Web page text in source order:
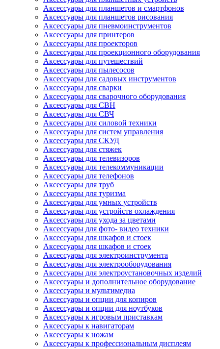
Аксессуары для планшетов и смартфонов
Аксессуары для планшетов рисования
Аксессуары для пневмоинструментов
Аксессуары для принтеров
Аксессуары для проекторов
Аксессуары для проекционного оборудования
Аксессуары для путешествий
Аксессуары для пылесосов
Аксессуары для садовых инструментов
Аксессуары для сварки
Аксессуары для сварочного оборудования
Аксессуары для СВН
Аксессуары для СВЧ
Аксессуары для силовой техники
Аксессуары для систем управления
Аксессуары для СКУД
Аксессуары для стяжек
Аксессуары для телевизоров
Аксессуары для телекоммуникации
Аксессуары для телефонов
Аксессуары для труб
Аксессуары для туризма
Аксессуары для умных устройств
Аксессуары для устройств охлаждения
Аксессуары для ухода за цветами
Аксессуары для фото- видео техники
Аксессуары для шкафов и стоек
Аксессуары для шкафов и стоек
Аксессуары для электроинструмента
Аксессуары для электрооборудования
Аксессуары для электроустановочных изделий
Аксессуары и дополнительное оборудование
Аксессуары и мультимедиа
Аксессуары и опции для копиров
Аксессуары и опции для ноутбуков
Аксессуары к игровым приставкам
Аксессуары к навигаторам
Аксессуары к ножам
Аксессуары к профессиональным дисплеям